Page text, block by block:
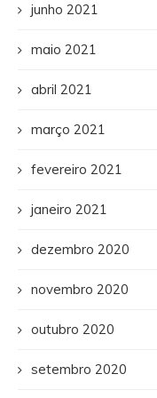
junho 2021
maio 2021
abril 2021
março 2021
fevereiro 2021
janeiro 2021
dezembro 2020
novembro 2020
outubro 2020
setembro 2020